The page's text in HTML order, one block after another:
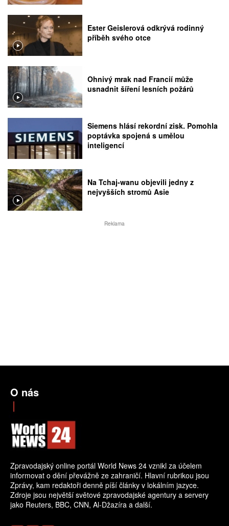
Ester Geislerová odkrývá rodinný
příběh svého otce
Ohnivý mrak nad Francií může
usnadnit šíření lesních požárů
Siemens hlásí rekordní zisk. Pomohla
poptávka spojená s umělou
inteligencí
Na Tchaj-wanu objevili jedny z
nejvyšších stromů Asie
Reklama
O nás
Zpravodajský online portál World News 24 vznikl za účelem
informovat o dění převážně ze zahraničí. Hlavní rubrikou jsou
Zprávy, kam redaktoři denně píší články v lokálním jazyce.
Zdroje jsou největší světové zpravodajské agentury a servery
jako Reuters, BBC, CNN, Al-Džazíra a další.